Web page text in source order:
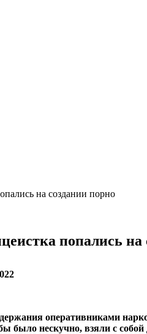
на создании порно
попались на
оперативниками
было нескучно, взяли с